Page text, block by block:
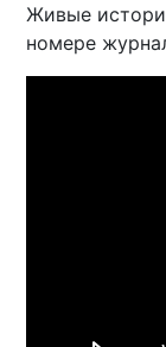
Живые
номере